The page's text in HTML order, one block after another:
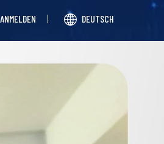
ANMELDEN DEUTSCH